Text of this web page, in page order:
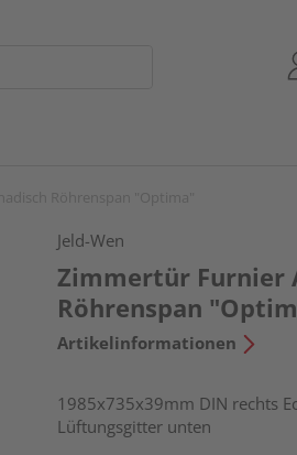
Jeld-Wen
Zimmertür Furnier
Röhrenspan
Artikelinformationen
1985x735x39mm DIN rechts
Lüftungsgitter unten